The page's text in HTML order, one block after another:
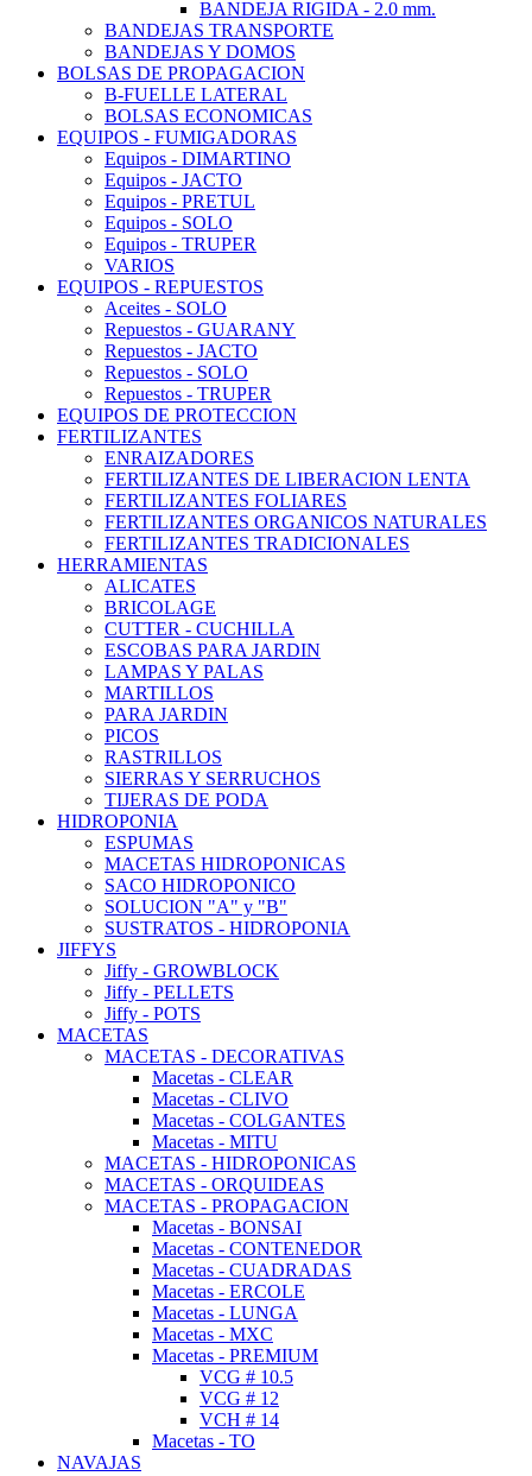
BANDEJA RIGIDA - 2.0 mm.
BANDEJAS TRANSPORTE
BANDEJAS Y DOMOS
BOLSAS DE PROPAGACION
B-FUELLE LATERAL
BOLSAS ECONOMICAS
EQUIPOS - FUMIGADORAS
Equipos - DIMARTINO
Equipos - JACTO
Equipos - PRETUL
Equipos - SOLO
Equipos - TRUPER
VARIOS
EQUIPOS - REPUESTOS
Aceites - SOLO
Repuestos - GUARANY
Repuestos - JACTO
Repuestos - SOLO
Repuestos - TRUPER
EQUIPOS DE PROTECCION
FERTILIZANTES
ENRAIZADORES
FERTILIZANTES DE LIBERACION LENTA
FERTILIZANTES FOLIARES
FERTILIZANTES ORGANICOS NATURALES
FERTILIZANTES TRADICIONALES
HERRAMIENTAS
ALICATES
BRICOLAGE
CUTTER - CUCHILLA
ESCOBAS PARA JARDIN
LAMPAS Y PALAS
MARTILLOS
PARA JARDIN
PICOS
RASTRILLOS
SIERRAS Y SERRUCHOS
TIJERAS DE PODA
HIDROPONIA
ESPUMAS
MACETAS HIDROPONICAS
SACO HIDROPONICO
SOLUCION "A" y "B"
SUSTRATOS - HIDROPONIA
JIFFYS
Jiffy - GROWBLOCK
Jiffy - PELLETS
Jiffy - POTS
MACETAS
MACETAS - DECORATIVAS
Macetas - CLEAR
Macetas - CLIVO
Macetas - COLGANTES
Macetas - MITU
MACETAS - HIDROPONICAS
MACETAS - ORQUIDEAS
MACETAS - PROPAGACION
Macetas - BONSAI
Macetas - CONTENEDOR
Macetas - CUADRADAS
Macetas - ERCOLE
Macetas - LUNGA
Macetas - MXC
Macetas - PREMIUM
VCG # 10.5
VCG # 12
VCH # 14
Macetas - TO
NAVAJAS